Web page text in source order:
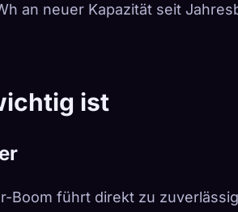
an neuer Kapazität seit
ist
Boom führt direkt zu